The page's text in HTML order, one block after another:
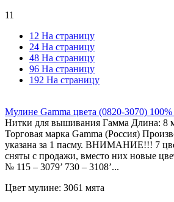
11
12 На страницу
24 На страницу
48 На страницу
96 На страницу
192 На страницу
Мулине Gamma цвета (0820-3070)
Нитки для вышивания Гамма Длина: 8
Торговая марка Gamma (Россия)
указана за 1 пасму. ВНИМАНИЕ!!! 7
сняты с продажи, вместо них новые
№ 115 – 3079’ 730 – 3108’...
Цвет мулине: 3061 мята